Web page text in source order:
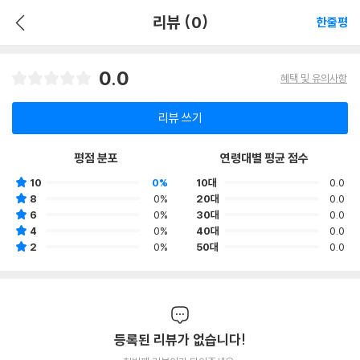
리뷰 (0) 한줄평
0.0 혜택 및 유의사항
리뷰 쓰기
평점 분포
10
0%
8
0%
6
0%
4
0%
2
0%
연령대별 평균 점수
10대
0.0
20대
0.0
30대
0.0
40대
0.0
50대
0.0
등록된 리뷰가 없습니다!